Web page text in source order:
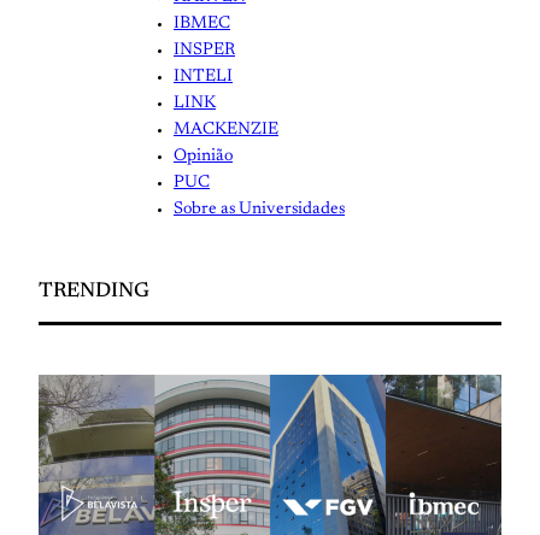
IBMEC
INSPER
INTELI
LINK
MACKENZIE
Opinião
PUC
Sobre as Universidades
TRENDING